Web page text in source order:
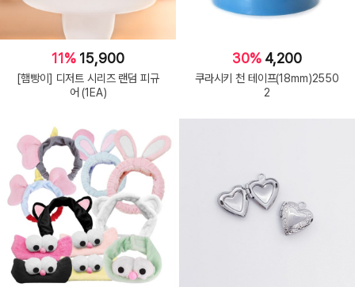
11% 15,900
[햄빵이] 디저트 시리즈 랜덤 피규
어 (1EA)
30% 4,200
쿠라시키 천 테이프(18mm)2550
2